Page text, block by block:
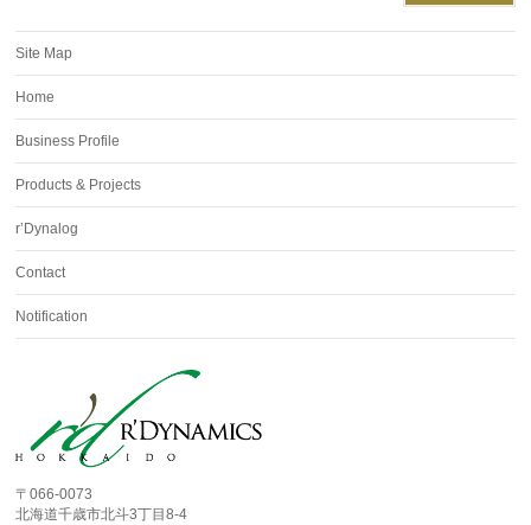
Site Map
Home
Business Profile
Products & Projects
r’Dynalog
Contact
Notification
〒066-0073
北海道千歳市北斗3丁目8-4